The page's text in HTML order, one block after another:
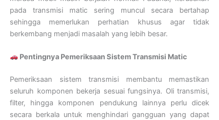
pada transmisi matic sering muncul secara bertahap
sehingga memerlukan perhatian khusus agar tidak
berkembang menjadi masalah yang lebih besar.
Pentingnya Pemeriksaan Sistem Transmisi Matic
Pemeriksaan sistem transmisi membantu memastikan
seluruh komponen bekerja sesuai fungsinya. Oli transmisi,
filter, hingga komponen pendukung lainnya perlu dicek
secara berkala untuk menghindari gangguan yang dapat